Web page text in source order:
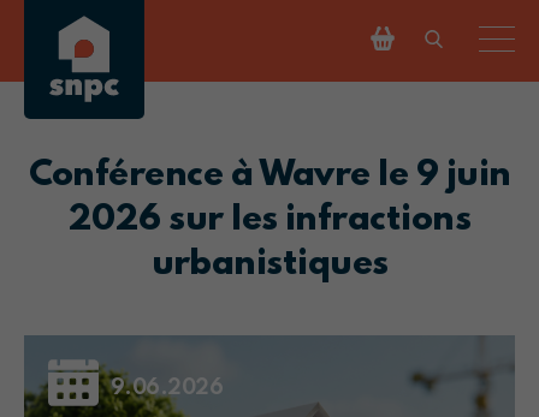
Conférence à Wavre le 9 juin
2026 sur les infractions
urbanistiques
9.06.2026